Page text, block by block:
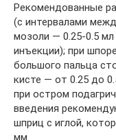
Рекомендованные
(с интервалами
мозоли — 0.25-0.5
инъекции); при
большого пальца
кисте — от 0.25 до
при остром
введения
шприц с иглой,
мм.